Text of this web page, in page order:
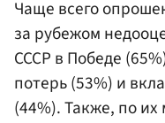
Чаще всего
за рубежом
СССР в Победе
потерь (53%) и
(44%). Также, по